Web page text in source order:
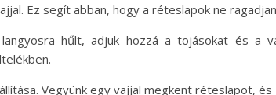
Ez segít abban, hogy a réteslapok ne
hűlt, adjuk hozzá a tojásokat és a
Vegyünk egy vajjal megkent réteslapot,